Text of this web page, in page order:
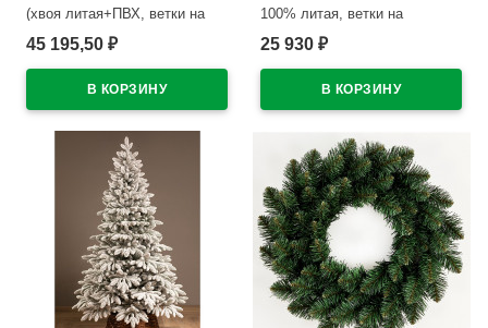
(хвоя литая+ПВХ, ветки на
шарнирах, подставка
45 195,50 ₽
100% литая, ветки на
шарнирах, подставка
25 930 ₽